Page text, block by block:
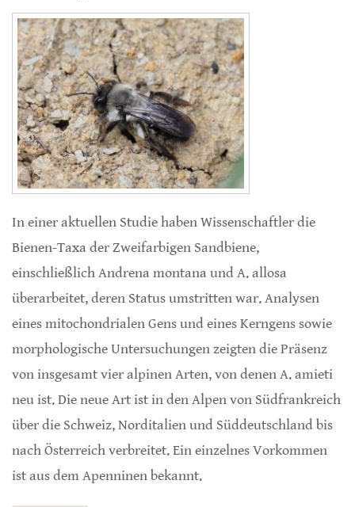
In einer aktuellen Studie haben Wissenschaftler die
Bienen-Taxa der Zweifarbigen Sandbiene,
einschließlich Andrena montana und A. allosa
überarbeitet, deren Status umstritten war. Analysen
eines mitochondrialen Gens und eines Kerngens sowie
morphologische Untersuchungen zeigten die Präsenz
von insgesamt vier alpinen Arten, von denen A. amieti
neu ist. Die neue Art ist in den Alpen von Südfrankreich
über die Schweiz, Norditalien und Süddeutschland bis
nach Österreich verbreitet. Ein einzelnes Vorkommen
ist aus dem Apenninen bekannt.